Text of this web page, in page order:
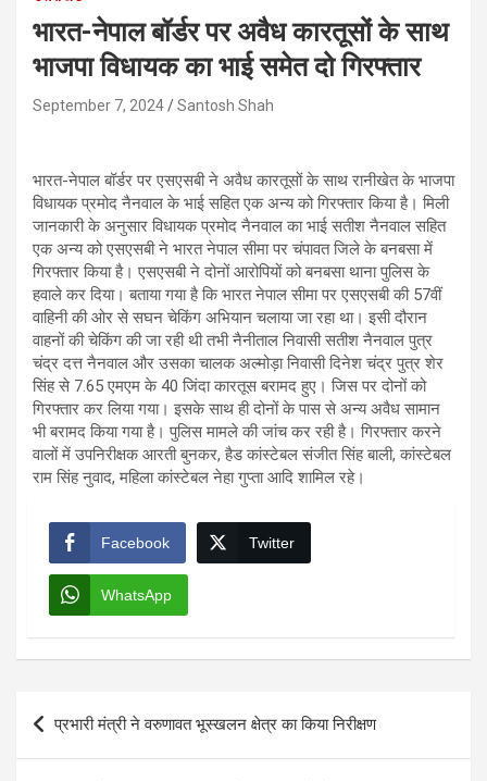
भारत-नेपाल बॉर्डर पर अवैध कारतूसों के साथ
भाजपा विधायक का भाई समेत दो गिरफ्तार
September 7, 2024 Santosh Shah
भारत-नेपाल बॉर्डर पर एसएसबी ने अवैध कारतूसों के साथ रानीखेत के भाजपा
विधायक प्रमोद नैनवाल के भाई सहित एक अन्य को गिरफ्तार किया है। मिली
जानकारी के अनुसार विधायक प्रमोद नैनवाल का भाई सतीश नैनवाल सहित
एक अन्य को एसएसबी ने भारत नेपाल सीमा पर चंपावत जिले के बनबसा में
गिरफ्तार किया है। एसएसबी ने दोनों आरोपियों को बनबसा थाना पुलिस के
हवाले कर दिया। बताया गया है कि भारत नेपाल सीमा पर एसएसबी की 57वीं
वाहिनी की ओर से सघन चेकिंग अभियान चलाया जा रहा था। इसी दौरान
वाहनों की चेकिंग की जा रही थी तभी नैनीताल निवासी सतीश नैनवाल पुत्र
चंद्र दत्त नैनवाल और उसका चालक अल्मोड़ा निवासी दिनेश चंद्र पुत्र शेर
सिंह से 7.65 एमएम के 40 जिंदा कारतूस बरामद हुए। जिस पर दोनों को
गिरफ्तार कर लिया गया। इसके साथ ही दोनों के पास से अन्य अवैध सामान
भी बरामद किया गया है। पुलिस मामले की जांच कर रही है। गिरफ्तार करने
वालों में उपनिरीक्षक आरती बुनकर, हैड कांस्टेबल संजीत सिंह बाली, कांस्टेबल
राम सिंह नुवाद, महिला कांस्टेबल नेहा गुप्ता आदि शामिल रहे।
Facebook Twitter
WhatsApp
Post
navigation
प्रभारी मंत्री ने वरुणावत भूस्खलन क्षेत्र का किया निरीक्षण